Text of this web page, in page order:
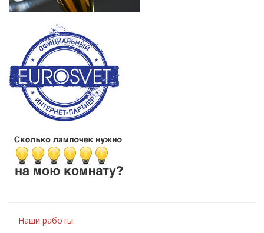
Наши работы